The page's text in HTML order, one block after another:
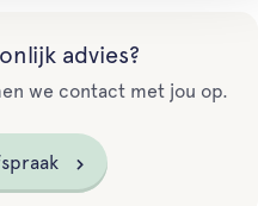
advies?
we contact met jou op.